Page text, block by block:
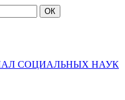
ОК